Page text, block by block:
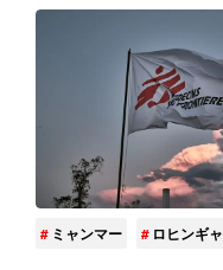
ミャンマー ロヒンギャ